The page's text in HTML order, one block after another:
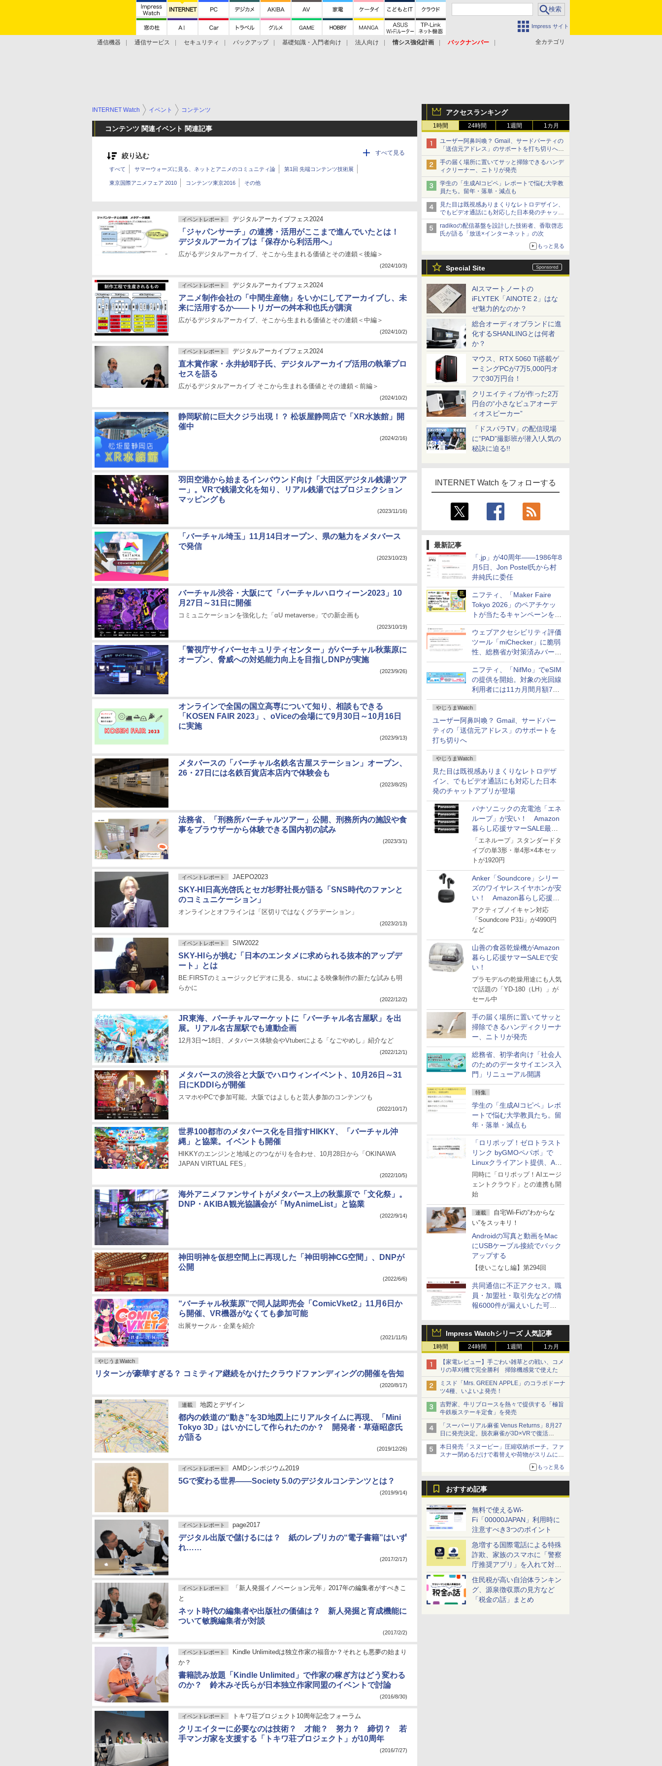
Impress サイト
全カテゴリ
通信機器 通信サービス セキュリティ バックアップ 基礎知識・入門者向け 法人向け 情シス強化計画
バックナンバー
アクセスランキング
1時間 24時間 1週間 1カ月
ユーザー阿鼻叫喚？ Gmail、サードパーティの
「送信元アドレス」のサポートを打ち切りへ
【やじうまWatch】
手の届く場所に置いてサッと掃除できるハンデ
ィクリーナー、ニトリが発売
学生の「生成AIコピペ」レポートで悩む大学教
員たち。留年・落単・減点も
見た目は既視感ありまくりなレトロデザイン、
でもビデオ通話にも対応した日本発のチャット
アプリが登場【やじうまWatch】
radikoの配信基盤を設計した技術者、香取啓志
氏が語る「放送×インターネット」の次
もっと見る
Special Site
AIスマートノートの
iFLYTEK「AINOTE 2」はな
ぜ魅力的なのか？
総合オーディオブランドに進
化するSHANLINGとは何者
か？
マウス、RTX 5060 Ti搭載ゲ
ーミングPCが7万5,000円オ
フで30万円台！
クリエイティブが作った2万
円台の“小さなピュアオーデ
ィオスピーカー”
「ドスパラTV」の配信現場
に“PAD”撮影班が潜入!人気の
秘訣に迫る!!
INTERNET Watch をフォローする
最新記事
「.jp」が40周年――1986年8
月5日、Jon Postel氏から村
井純氏に委任
ニフティ、「Maker Faire
Tokyo 2026」のペアチケッ
トが当たるキャンペーンをX
で実施。8月16日まで
ウェブアクセシビリティ評価
ツール「miChecker」に脆弱
性、総務省が対策済みバージ
ョンへの更新を呼び掛け
ニフティ、「NifMo」でeSIM
の提供を開始。対象の光回線
利用者には11カ月間月額770
円割引のキャンペーン
やじうまWatch
ユーザー阿鼻叫喚？ Gmail、サードパー
ティの「送信元アドレス」のサポートを
打ち切りへ
やじうまWatch
見た目は既視感ありまくりなレトロデザ
イン、でもビデオ通話にも対応した日本
発のチャットアプリが登場
パナソニックの充電池「エネ
ループ」が安い！ Amazon
暮らし応援サマーSALE最終
日
「エネループ」スタンダードタ
イプの単3形・単4形×4本セッ
トが1920円
Anker「Soundcore」シリー
ズのワイヤレスイヤホンが安
い！ Amazon暮らし応援サ
マーSALE
アクティブノイキャン対応
「Soundcore P31i」が4990円
など
山善の食器乾燥機がAmazon
暮らし応援サマーSALEで安
い！
プラモデルの乾燥用途にも人気
で話題の「YD-180（LH）」が
セール中
手の届く場所に置いてサッと
掃除できるハンディクリーナ
ー、ニトリが発売
総務省、初学者向け「社会人
のためのデータサイエンス入
門」リニューアル開講
特集
学生の「生成AIコピペ」レポ
ートで悩む大学教員たち。留
年・落単・減点も
「ロリポップ！ゼロトラスト
リンク byGMOペパボ」で
Linuxクライアント提供、AI
エージェントの接続が容易に
同時に「ロリポップ！AIエージ
ェントクラウド」との連携も開
始
連載
自宅Wi-Fiの“わからな
い”をスッキリ！
Androidの写真と動画をMac
にUSBケーブル接続でバック
アップする
【使いこなし編】第294回
共同通信に不正アクセス。職
員・加盟社・取引先などの情
報6000件が漏えいした可能
Impress Watchシリーズ 人気記事
1時間 24時間 1週間 1カ月
【家電レビュー】手ごわい雑草との戦い、コメ
リの草刈機で完全勝利 掃除機感覚で使えた
ミスド「Mrs. GREEN APPLE」のコラボドーナ
ツ4種、いよいよ発売！
吉野家、牛リブロースを熱々で提供する「極旨
牛鉄板ステーキ定食」を発売
「スーパーリアル麻雀 Venus Returns」8月27
日に発売決定。脱衣麻雀が3D×VRで復活
発売から2週間は20%オフになるセールが実施
本日発売「スヌーピー」圧縮収納ポーチ。ファ
スナー閉めるだけで着替えや荷物がスリムにま
もっと見る
おすすめ記事
無料で使えるWi-
Fi「00000JAPAN」利用時に
注意すべき3つのポイント
急増する国際電話による特殊
詐欺、家族のスマホに「警察
庁推奨アプリ」を入れて対策
しよう！
住民税が高い自治体ランキン
グ、源泉徴収票の見方など
「税金の話」まとめ
INTERNET Watch イベント コンテンツ
コンテンツ 関連イベント 関連記事
絞り込む すべて見る
すべて サマーウォーズに見る、ネットとアニメのコミュニティ論 第1回 先端コンテンツ技術展
東京国際アニメフェア 2010 コンテンツ東京2016 その他
イベントレポート デジタルアーカイブフェス2024
「ジャパンサーチ」の連携・活用がここまで進んでいたとは！
デジタルアーカイブは「保存から利活用へ」
広がるデジタルアーカイブ、そこから生まれる価値とその連鎖＜後編＞
(2024/10/3)
イベントレポート デジタルアーカイブフェス2024
アニメ制作会社の「中間生産物」をいかにしてアーカイブし、未
来に活用するか――トリガーの舛本和也氏が講演
広がるデジタルアーカイブ、そこから生まれる価値とその連鎖＜中編＞
(2024/10/2)
イベントレポート デジタルアーカイブフェス2024
直木賞作家・永井紗耶子氏、デジタルアーカイブ活用の執筆プロ
セスを語る
広がるデジタルアーカイブ そこから生まれる価値とその連鎖＜前編＞
(2024/10/2)
静岡駅前に巨大クジラ出現！？ 松坂屋静岡店で「XR水族館」開
催中
(2024/2/16)
羽田空港から始まるインバウンド向け「大田区デジタル銭湯ツア
ー」。VRで銭湯文化を知り、リアル銭湯ではプロジェクション
マッピングも
(2023/11/16)
「バーチャル埼玉」11月14日オープン、県の魅力をメタバース
で発信
(2023/10/23)
バーチャル渋谷・大阪にて「バーチャルハロウィーン2023」10
月27日～31日に開催
コミュニケーションを強化した「αU metaverse」での新企画も
(2023/10/19)
「警視庁サイバーセキュリティセンター」がバーチャル秋葉原に
オープン、脅威への対処能力向上を目指しDNPが実施
(2023/9/26)
オンラインで全国の国立高専について知り、相談もできる
「KOSEN FAIR 2023」、oViceの会場にて9月30日～10月16日
に実施
(2023/9/13)
メタバースの「バーチャル名鉄名古屋ステーション」オープン、
26・27日には名鉄百貨店本店内で体験会も
(2023/8/25)
法務省、「刑務所バーチャルツアー」公開、刑務所内の施設や食
事をブラウザーから体験できる国内初の試み
(2023/3/1)
イベントレポート JAEPO2023
SKY-HI日高光啓氏とセガ杉野社長が語る「SNS時代のファンと
のコミュニケーション」
オンラインとオフラインは「区切りではなくグラデーション」
(2023/2/13)
イベントレポート SIW2022
SKY-HIらが挑む「日本のエンタメに求められる抜本的アップデ
ート」とは
BE:FIRSTのミュージックビデオに見る、stuによる映像制作の新たな試みも明
らかに
(2022/12/2)
JR東海、バーチャルマーケットに「バーチャル名古屋駅」を出
展。リアル名古屋駅でも連動企画
12月3日〜18日、メタバース体験会やVtuberによる「なごやめし」紹介など
(2022/12/1)
メタバースの渋谷と大阪でハロウィンイベント、10月26日～31
日にKDDIらが開催
スマホやPCで参加可能。大阪ではよしもと芸人参加のコンテンツも
(2022/10/17)
世界100都市のメタバース化を目指すHIKKY、「バーチャル沖
縄」と協業。イベントも開催
HIKKYのエンジンと地域とのつながりを合わせ、10月28日から「OKINAWA
JAPAN VIRTUAL FES」
(2022/10/5)
海外アニメファンサイトがメタバース上の秋葉原で「文化祭」。
DNP・AKIBA観光協議会が「MyAnimeList」と協業
(2022/9/14)
神田明神を仮想空間上に再現した「神田明神CG空間」、DNPが
公開
(2022/6/6)
“バーチャル秋葉原”で同人誌即売会「ComicVket2」11月6日か
ら開催、VR機器がなくても参加可能
出展サークル・企業を紹介
(2021/11/5)
やじうまWatch
リターンが豪華すぎる？ コミティア継続をかけたクラウドファンディングの開催を告知
(2020/8/17)
連載 地図とデザイン
都内の鉄道の“動き”を3D地図上にリアルタイムに再現、「Mini
Tokyo 3D」はいかにして作られたのか？ 開発者・草薙昭彦氏
が語る
(2019/12/26)
イベントレポート AMDシンポジウム2019
5Gで変わる世界――Society 5.0のデジタルコンテンツとは？
(2019/9/14)
イベントレポート page2017
デジタル出版で儲けるには？ 紙のレプリカの“電子書籍”はいず
れ……
(2017/2/17)
イベントレポート
「新人発掘イノベーション元年」2017年の編集者がすべきこ
と
ネット時代の編集者や出版社の価値は？ 新人発掘と育成機能に
ついて敏腕編集者が対談
(2017/2/2)
イベントレポート
Kindle Unlimitedは独立作家の福音か？それとも悪夢の始まり
か？
書籍読み放題「Kindle Unlimited」で作家の稼ぎ方はどう変わる
のか？ 鈴木みそ氏らが日本独立作家同盟のイベントで討論
(2016/8/30)
イベントレポート トキワ荘プロジェクト10周年記念フォーラム
クリエイターに必要なのは技術？ 才能？ 努力？ 締切？ 若
手マンガ家を支援する「トキワ荘プロジェクト」が10周年
(2016/7/27)